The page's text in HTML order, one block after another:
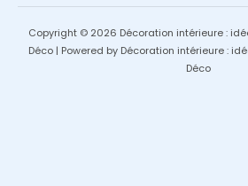
Copyright © 2026 Décoration intérieure :
Déco | Powered by Décoration intérieure :
Déco